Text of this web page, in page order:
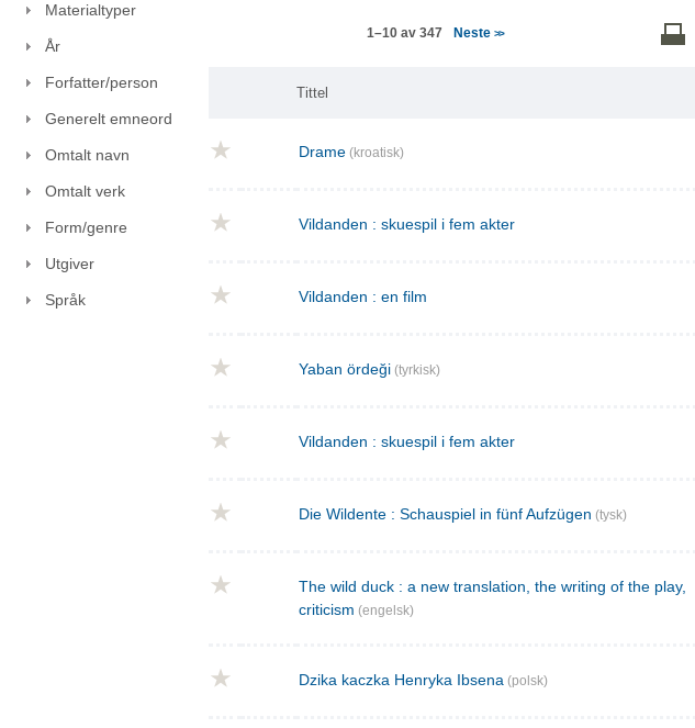
Materialtyper
År
Forfatter/person
Generelt emneord
Omtalt navn
Omtalt verk
Form/genre
Utgiver
Språk
1–10 av 347 Neste >>
Tittel
Drame (kroatisk)
Vildanden : skuespil i fem akter
Vildanden : en film
Yaban ördeği (tyrkisk)
Vildanden : skuespil i fem akter
Die Wildente : Schauspiel in fünf Aufzügen (tysk)
The wild duck : a new translation, the writing of the play,
criticism (engelsk)
Dzika kaczka Henryka Ibsena (polsk)